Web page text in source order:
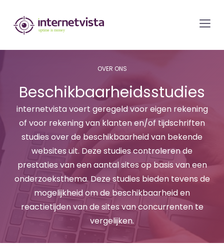
internetvista
monitoring
-
websites
en
internetdiensten
Uptime
is
money
OVER ONS
Beschikbaarheidsstudies
internetvista voert geregeld voor eigen rekening
of voor rekening van klanten en/of tijdschriften
studies over de beschikbaarheid van bekende
websites uit. Deze studies controleren de
prestaties van een aantal sites op basis van een
onderzoeksthema. Deze studies bieden tevens de
mogelijkheid om de beschikbaarheid en
reactietijden van de sites van concurrenten te
vergelijken.